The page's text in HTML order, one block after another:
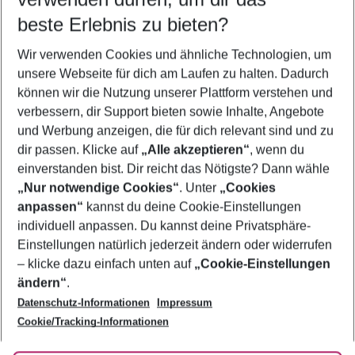
5-8 Nächte
2 Erwachsene Keine Kinder
Mehr Filter anzeigen
Footer
Footer navigation
Über uns
AGB
Bestpreisgarantie
Cookie-Einstellungen ändern
Cookie-Richtlinie
Agenturbetreuung
Barrierefreies Reisen
Folge uns
beste Erlebnis zu bieten?
Wir verwenden Cookies und ähnliche Technologien, um
unsere Webseite für dich am Laufen zu halten. Dadurch
können wir die Nutzung unserer Plattform verstehen und
verbessern, dir Support bieten sowie Inhalte, Angebote
und Werbung anzeigen, die für dich relevant sind und zu
dir passen. Klicke auf „Alle akzeptieren“, wenn du
einverstanden bist. Dir reicht das Nötigste? Dann wähle
„Nur notwendige Cookies“. Unter „Cookies
anpassen“ kannst du deine Cookie-Einstellungen
individuell anpassen. Du kannst deine Privatsphäre-
Einstellungen natürlich jederzeit ändern oder widerrufen
– klicke dazu einfach unten auf „Cookie-Einstellungen
ändern“.
Datenschutz-Informationen
Impressum
Cookie/Tracking-Informationen